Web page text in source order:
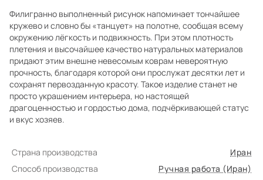
Филигранно выполненный рисунок напоминает тончайшее
кружево и словно бы «танцует» на полотне, сообщая всему
окружению лёгкость и подвижность. При этом плотность
плетения и высочайшее качество натуральных материалов
придают этим внешне невесомым коврам невероятную
прочность, благодаря которой они прослужат десятки лет и
сохранят первозданную красоту. Такое изделие станет не
просто украшением интерьера, но настоящей
драгоценностью и гордостью дома, подчёркивающей статус
и вкус хозяев.
Страна производства
Иран
Способ производства
Ручная работа (Иран)